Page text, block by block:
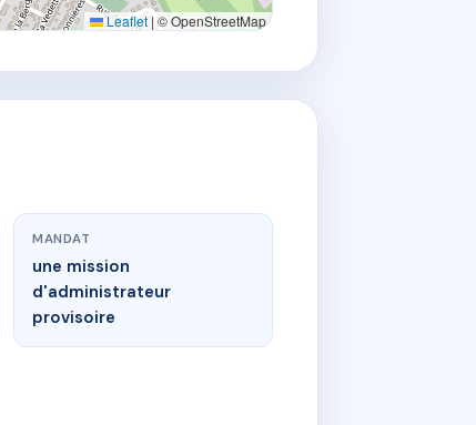
Leaflet | © OpenStreetMap
MANDAT
une mission
d'administrateur
provisoire